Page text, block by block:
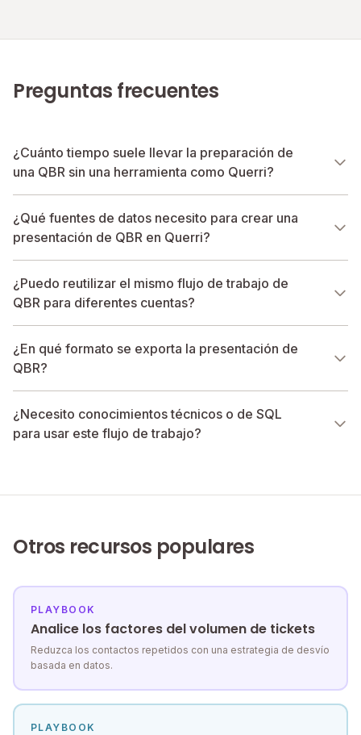
Preguntas frecuentes
¿Cuánto tiempo suele llevar la preparación de
una QBR sin una herramienta como Querri?
¿Qué fuentes de datos necesito para crear una
presentación de QBR en Querri?
¿Puedo reutilizar el mismo flujo de trabajo de
QBR para diferentes cuentas?
¿En qué formato se exporta la presentación de
QBR?
¿Necesito conocimientos técnicos o de SQL
para usar este flujo de trabajo?
Otros recursos populares
PLAYBOOK
Analice los factores del volumen de tickets
Reduzca los contactos repetidos con una estrategia de desvío
basada en datos.
PLAYBOOK